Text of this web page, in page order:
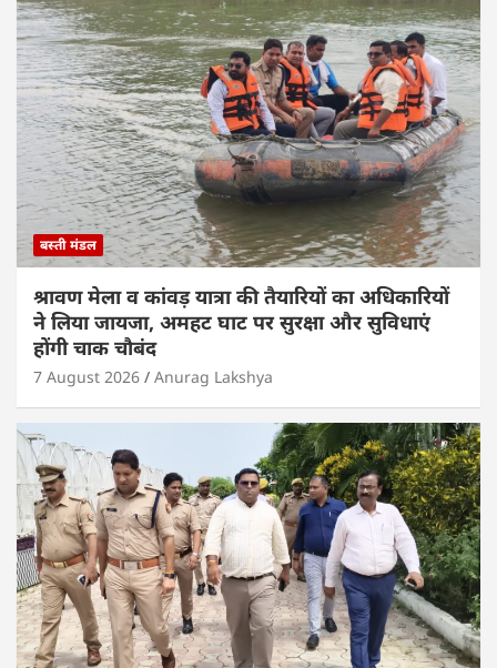
बस्ती मंडल
श्रावण मेला व कांवड़ यात्रा की तैयारियों का अधिकारियों
ने लिया जायजा, अमहट घाट पर सुरक्षा और सुविधाएं
होंगी चाक चौबंद
7 August 2026 Anurag Lakshya